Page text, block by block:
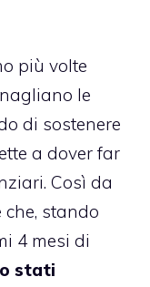
più volte
le
di sostenere
a dover far
Così da
stando
4 mesi di
stati